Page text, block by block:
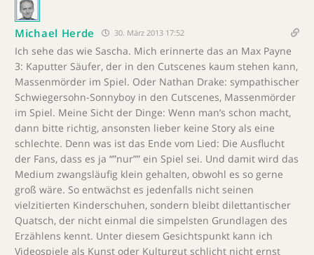
Michael Herde 30. März 2013 17:52
Ich sehe das wie Sascha. Mich erinnerte das an Max Payne
3: Kaputter Säufer, der in den Cutscenes kaum stehen kann,
Massenmörder im Spiel. Oder Nathan Drake: sympathischer
Schwiegersohn-Sonnyboy in den Cutscenes, Massenmörder
im Spiel. Meine Sicht der Dinge: Wenn man’s schon macht,
dann bitte richtig, ansonsten lieber keine Story als eine
schlechte. Denn was ist das Ende vom Lied: Die Ausflucht
der Fans, dass es ja “”nur”” ein Spiel sei. Und damit wird das
Medium zwangsläufig klein gehalten, obwohl es so gerne
groß wäre. So entwächst es jedenfalls nicht seinen
vielzitierten Kinderschuhen, sondern bleibt dilettantischer
Quatsch, der nicht einmal die simpelsten Grundlagen des
Erzählens kennt. Unter diesem Gesichtspunkt kann ich
Videospiele als Kunst oder Kulturgut schlicht nicht ernst